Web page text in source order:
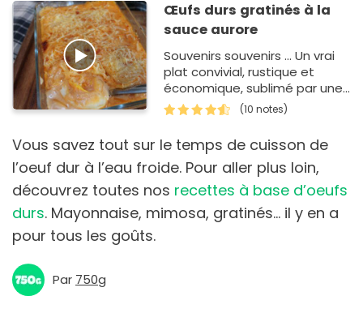
Œufs durs gratinés à la
sauce aurore
Souvenirs souvenirs ... Un vrai
plat convivial, rustique et
économique, sublimé par une
sauce aurore. A servir avec un
vin de bourgogne blanc, c'est
souvent dans la…
(10 notes)
Vous savez tout sur le temps de cuisson de
l’oeuf dur à l’eau froide. Pour aller plus loin,
découvrez toutes nos recettes à base d’oeufs
durs. Mayonnaise, mimosa, gratinés… il y en a
pour tous les goûts.
Par 750g